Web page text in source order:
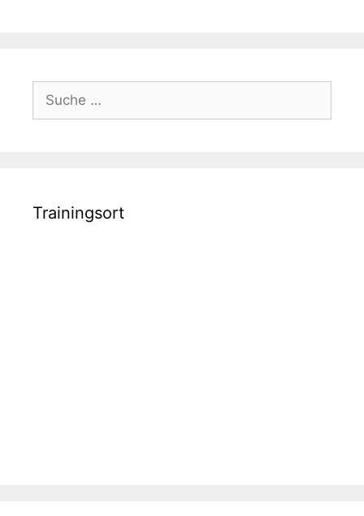
nach:
Trainingsort